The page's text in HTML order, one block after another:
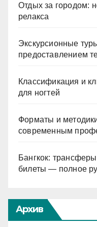
Отдых за городом:
релакса
Экскурсионные
предоставлением
Классификация и
для ногтей
Форматы и
современным
Бангкок:
билеты — полное
Архив